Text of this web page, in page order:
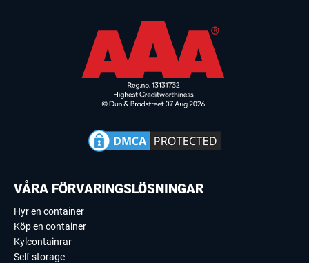
VÅRA FÖRVARINGSLÖSNINGAR
Hyr en container
Köp en container
Kylcontainrar
Self storage